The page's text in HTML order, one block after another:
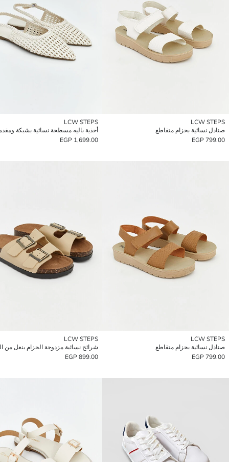
LCW STEPS
صنادل نسائية بحزام متقاطع
799.00 EGP
LCW STEPS
أحذية باليه مسطحة نسائية بشبكة
1,699.00 EGP
LCW STEPS
صنادل نسائية بحزام متقاطع
799.00 EGP
LCW STEPS
شرائح نسائية مزدوجة الحزام بنعل من
899.00 EGP